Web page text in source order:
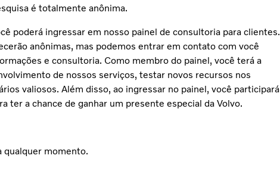
é totalmente anônima.
poderá ingressar em nosso painel de consultoria para clientes.
anônimas, mas podemos entrar em contato com você
e consultoria. Como membro do painel, você terá a
de nossos serviços, testar novos recursos nos
valiosos. Além disso, ao ingressar no painel, você participará
ter a chance de ganhar um presente especial da Volvo.
qualquer momento.